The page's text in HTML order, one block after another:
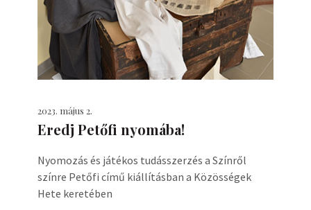
2023. május 2.
Eredj Petőfi nyomába!
Nyomozás és játékos tudásszerzés a Színről
színre Petőfi című kiállításban a Közösségek
Hete keretében